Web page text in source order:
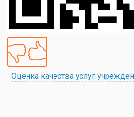
Оценка качества услуг